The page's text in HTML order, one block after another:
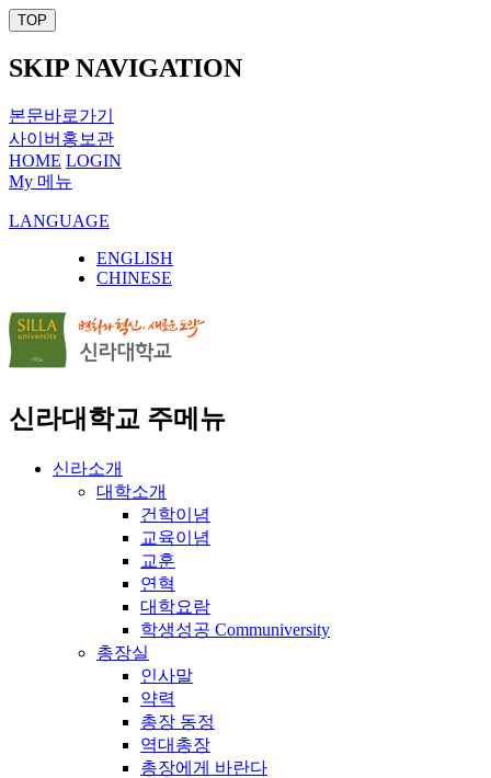
TOP
SKIP NAVIGATION
본문바로가기
사이버홍보관
HOME LOGIN
My 메뉴
LANGUAGE
ENGLISH
CHINESE
신라대학교 주메뉴
신라소개
대학소개
건학이념
교육이념
교훈
연혁
대학요람
학생성공 Communiversity
총장실
인사말
약력
총장 동정
역대총장
총장에게 바란다